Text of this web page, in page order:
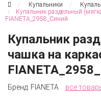
Купальники
Купальник раздельный
FIANETA_2958_Синий
Купальник
чашка на
Бренд: FIANETA все